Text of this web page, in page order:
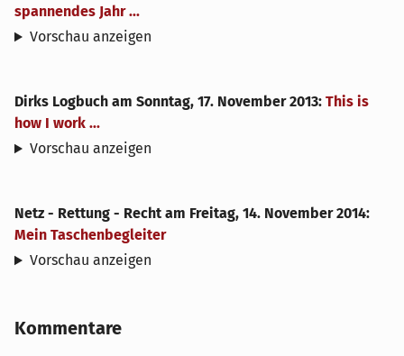
spannendes Jahr ...
Vorschau anzeigen
Dirks Logbuch am Sonntag, 17. November 2013: This is
how I work ...
Vorschau anzeigen
Netz - Rettung - Recht am Freitag, 14. November 2014:
Mein Taschenbegleiter
Vorschau anzeigen
Kommentare